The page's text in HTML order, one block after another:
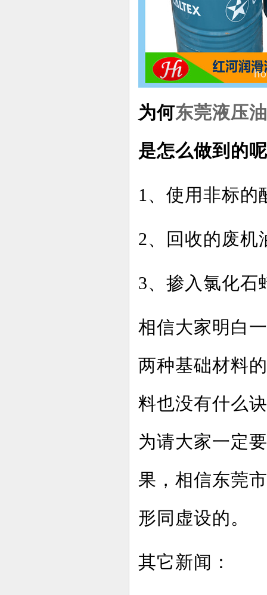
为何东莞液压油
是怎么做到的
1、使用非标的
2、回收的废机
3、掺入氯化石
相信大家明白
两种基础材料
料也没有什么
为请大家一定
果，相信东莞
形同虚设的。
其它新闻：